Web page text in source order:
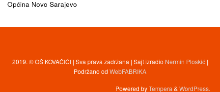
Općina Novo Sarajevo
2019. © OŠ KOVAČIĆI | Sva prava zadržana | Sajt izradio Nermin Ploskić|
Podržano od WebFABRIKA
Powered byTempera&WordPress.